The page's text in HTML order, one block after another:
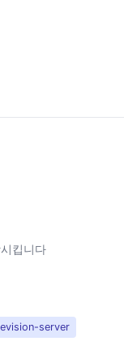
킵니다
server